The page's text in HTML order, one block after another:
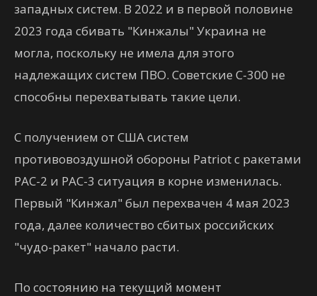
западных систем. В 2022 и в первой половине
2023 года сбивать "Кинжалы" Украина не
могла, поскольку не имела для этого
надлежащих систем ПВО. Советские С-300 не
способны перехватывать такие цели.
С получением от США систем
противовоздушной обороны Patriot с ракетами
PAC-2 и PAC-3 ситуация в корне изменилась.
Первый "Кинжал" был перехвачен 4 мая 2023
года, далее количество сбитых российских
"чудо-ракет" начало расти.
По состоянию на текущий момент